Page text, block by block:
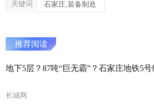
关键词 石家庄,装备制造
推荐阅读
地下5层？87吨“巨无霸”？石家庄地铁5
长城网